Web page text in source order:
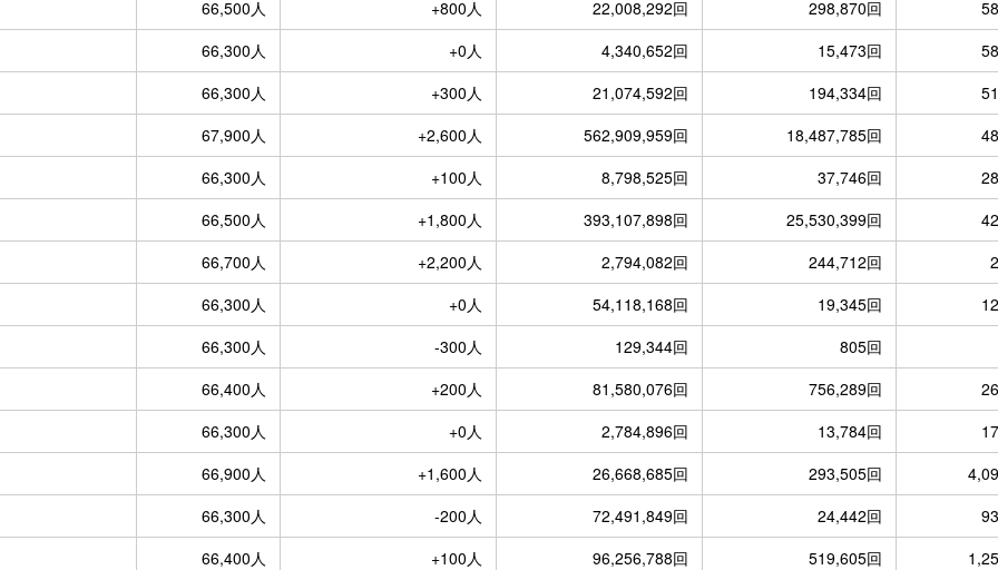
66,500人
+800人 22,008,292回 298,870回
66,300人
+0人 4,340,652回 15,473回
66,300人
+300人 21,074,592回 194,334回
67,900人
+2,600人 562,909,959回 18,487,785回
66,300人
+100人 8,798,525回 37,746回
66,500人
+1,800人 393,107,898回 25,530,399回
66,700人
+2,200人 2,794,082回 244,712回
66,300人
+0人 54,118,168回 19,345回
66,300人
-300人 129,344回
805回
66,400人
+200人 81,580,076回 756,289回
66,300人
+0人 2,784,896回 13,784回
66,900人
+1,600人 26,668,685回 293,505回
66,300人
-200人 72,491,849回 24,442回
66,400人
+100人 96,256,788回 519,605回